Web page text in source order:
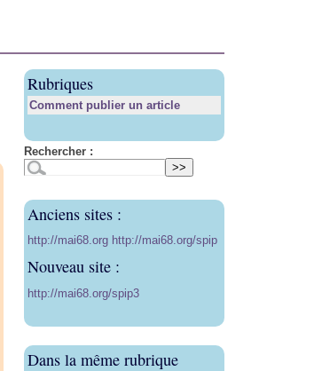
Rubriques
Comment publier un article
Rechercher :
Anciens sites :
http://mai68.org http://mai68.org/spip
Nouveau site :
http://mai68.org/spip3
Dans la même rubrique